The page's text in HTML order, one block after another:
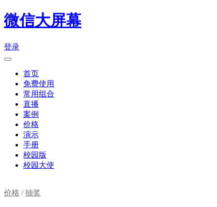
微信大屏幕
登录
首页
免费使用
常用组合
直播
案例
价格
演示
手册
校园版
校园大使
价格 /抽奖